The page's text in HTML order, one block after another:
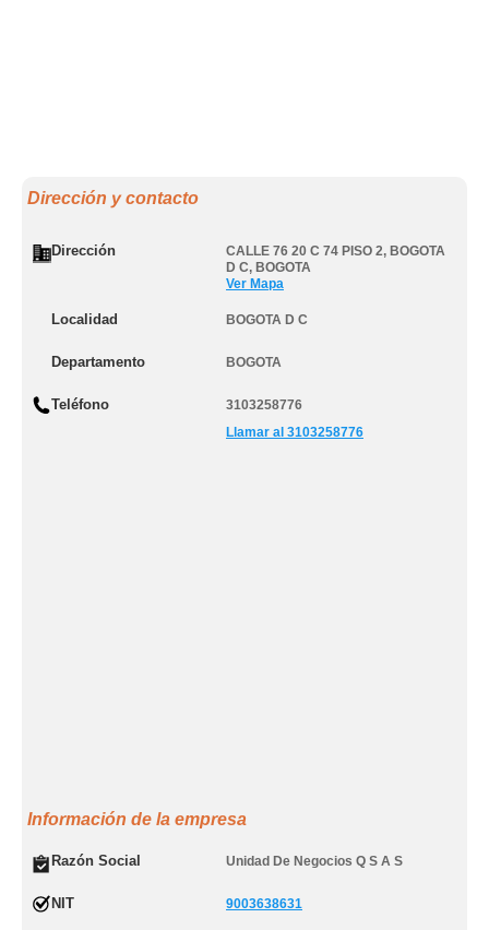
Dirección y contacto
Dirección CALLE 76 20 C 74 PISO 2, BOGOTA
D C, BOGOTA
Ver Mapa
Localidad BOGOTA D C
Departamento BOGOTA
Teléfono
3103258776
Llamar al 3103258776
Información de la empresa
Razón Social Unidad De Negocios Q S A S
NIT 9003638631